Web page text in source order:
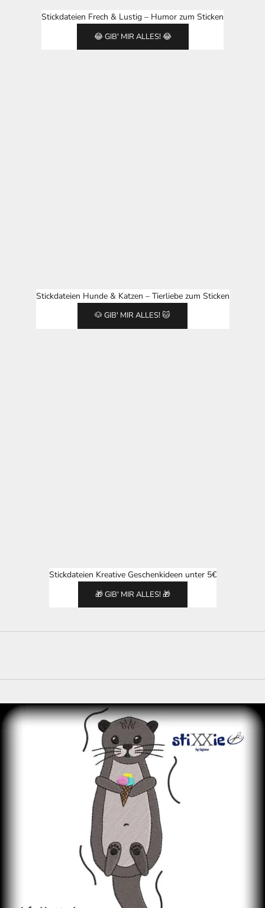
Stickdateien Frech & Lustig – Humor zum Sticken
😂 GIB' MIR ALLES! 😂
Stickdateien Hunde & Katzen – Tierliebe zum Sticken
🐶 GIB' MIR ALLES! 🐱
Stickdateien Kreative Geschenkideen unter 5€
🎁 GIB' MIR ALLES! 🎁